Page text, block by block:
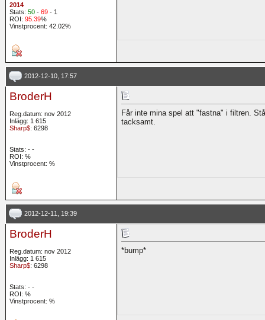
2014
Stats: 50 - 69 - 1
ROI: 95.39%
Vinstprocent: 42.02%
2012-12-10, 17:57
BroderH
Reg.datum: nov 2012
Inlägg: 1 615
Sharp$: 6298
Stats: - -
ROI: %
Vinstprocent: %
Får inte mina spel att "fastna" i filtren.
tacksamt.
2012-12-11, 19:39
BroderH
Reg.datum: nov 2012
Inlägg: 1 615
Sharp$: 6298
Stats: - -
ROI: %
Vinstprocent: %
*bump*